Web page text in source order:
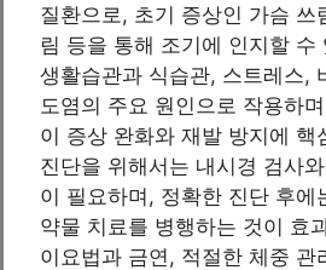
질환으로, 초기 증상인 가슴 쓰
림 등을 통해 조기에 인지할 수
생활습관과 식습관, 스트레스,
도염의 주요 원인으로 작용하
이 증상 완화와 재발 방지에 핵
진단을 위해서는 내시경 검사
이 필요하며, 정확한 진단 후에
약물 치료를 병행하는 것이 효
이요법과 금연, 적절한 체중 관